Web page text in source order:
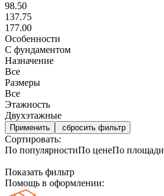
98.50
137.75
177.00
Особенности
С фундаментом
Назначение
Все
Размеры
Все
Этажность
Двухэтажные
сбросить фильтр
Сортировать:
По популярностиПо ценеПо площади
Показать фильтр
Помощь в оформлении: